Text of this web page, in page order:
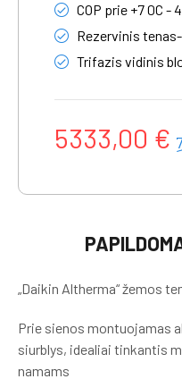
COP prie +7 0C -
Rezervinis
Trifazis vidinis
5333,00 €
„Daikin Altherma“ žemos
Prie sienos montuojamas
siurblys, idealiai tinkantis
namams